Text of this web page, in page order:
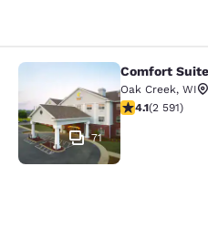
Comfort Suites
71
Comfort
Oak Creek, WI
4.1 étoiles. Très
4.1(2 591)